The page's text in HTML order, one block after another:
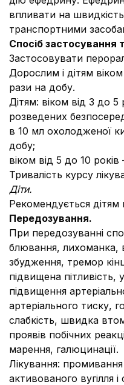
впливати на
транспортними
Спосіб застосування
Застосовувати
Дорослим і дітям
рази на добу.
Дітям: віком від 3 до
розведених
в 10 мл охолодженої
добу;
віком від 5 до 10
Тривалість курсу
Діти.
Рекомендується дітям
Передозування.
При передозуванні
блювання, лихоманка,
збудження, тремор
підвищена
підвищення
артеріального тиску,
слабкість, швидка
проявів побічних
марення, галюцинації.
Лікування:
активованого вугілля